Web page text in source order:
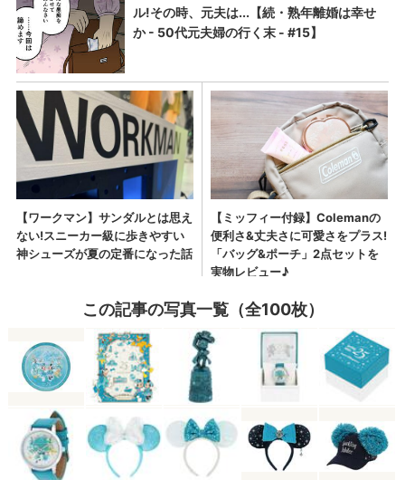
この記事の写真一覧（全100枚）